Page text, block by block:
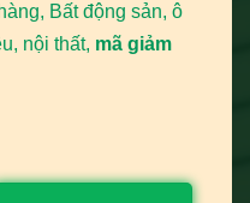
Bất động sản, ô
nội thất, mã giảm